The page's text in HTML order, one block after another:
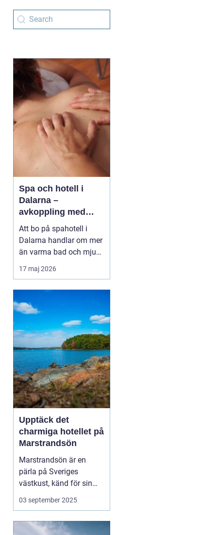
Spa och hotell i
Dalarna –
avkoppling med
utsikt över berg och
sjö
Att bo på spahotell i
Dalarna handlar om mer
än varma bad och mjuka
badrockar. Många söker
en paus från vardagen,
Dalarna möts stillhet,
starka traditione...
17 maj 2026
Upptäck det
charmiga hotellet på
Marstrandsön
Marstrandsön är en
pärla på Sveriges
västkust, känd för sin
historiska betydelse och
pittoreska omgivning.
dess natursköna
03 september 2025